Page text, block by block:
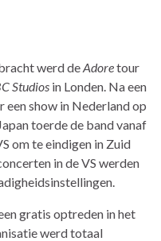
werd deAdoretour
Studios in Londen. Na een
een show in Nederland op
toerde de band vanaf
om te eindigen in Zuid
in de VS werden
gratis optreden in het
werd totaal